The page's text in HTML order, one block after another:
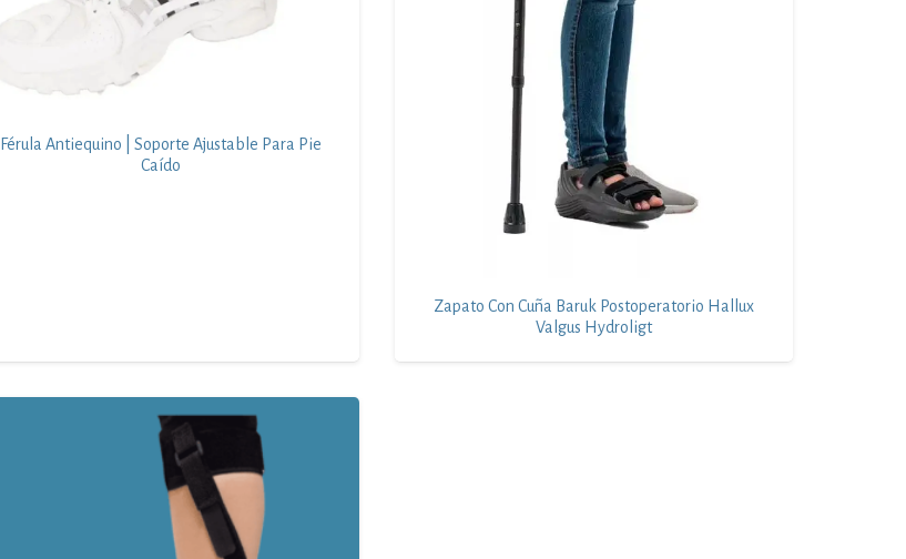
Férula Antiequino | Soporte Ajustable Para Pie
Caído
Zapato Con Cuña Baruk Postoperatorio Hallux
Valgus Hydroligt